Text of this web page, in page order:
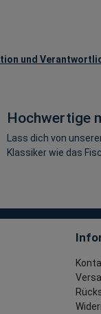
und
Hochwertige
Lass dich von
Klassiker wie das